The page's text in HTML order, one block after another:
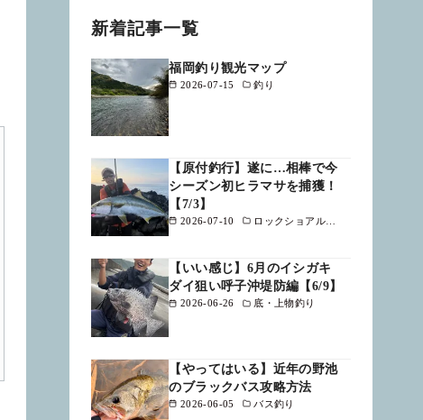
新着記事一覧
2026-07-15 釣り
福岡釣り観光マップ
2026-07-10 ロックショアルアー
【原付釣行】遂に…相棒で今
シーズン初ヒラマサを捕獲！
【7/3】
2026-06-26 底・上物釣り
【いい感じ】6月のイシガキ
ダイ狙い呼子沖堤防編【6/9】
2026-06-05 バス釣り
【やってはいる】近年の野池
のブラックバス攻略方法